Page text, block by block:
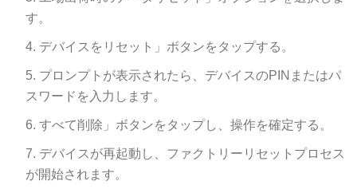
す。
デバイスをリセット」ボタンをタップする。
プロンプトが表示されたら、デバイスのPINまたはパ
スワードを入力します。
すべて削除」ボタンをタップし、操作を確定する。
デバイスが再起動し、ファクトリーリセットプロセス
が開始されます。